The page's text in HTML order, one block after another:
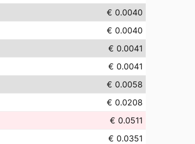
€ 0.0040
€ 0.0040
€ 0.0041
€ 0.0041
€ 0.0058
€ 0.0208
€ 0.0511
€ 0.0351